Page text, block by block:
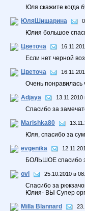
Юля скажите когда
ЮляШишарина
Юлия большое
Цветоча
Если нет черной
Цветоча
Очень понравилась
Adjaya
13.11.2010
Спасибо за
Marishka80
Юля, спасибо за
evgenika
БОЛЬШОЕ спасибо
ovl
25.10.2010 в
Спасибо за
Юлия- ВЫ Супер
Milla Blannard